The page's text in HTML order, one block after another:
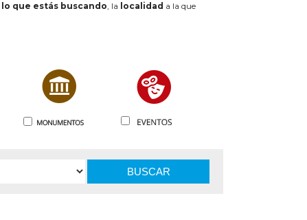
lo que estás buscando, la localidad a la que
BUSCAR